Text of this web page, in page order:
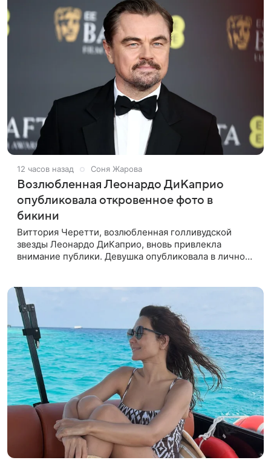
12 часов назад Соня Жарова
Возлюбленная Леонардо ДиКаприо
опубликовала откровенное фото в
бикини
Виттория Черетти, возлюбленная голливудской
звезды Леонардо ДиКаприо, вновь привлекла
внимание публики. Девушка опубликовала в личном